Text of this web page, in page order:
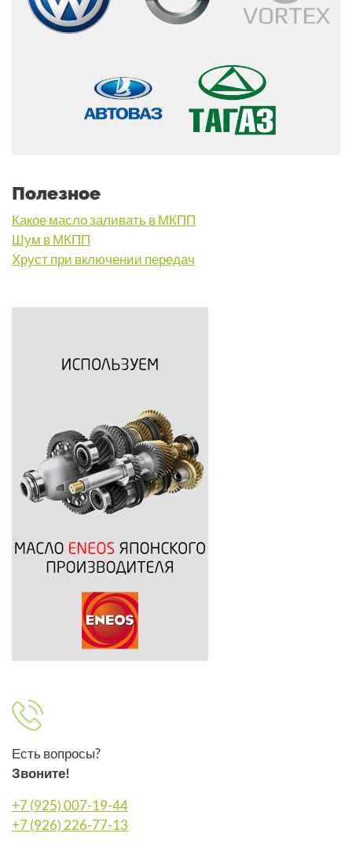
Полезное
Какое масло заливать в МКПП
Шум в МКПП
Хруст при включении передач
Есть вопросы?
Звоните!
+7 (925) 007-19-44
+7 (926) 226-77-13